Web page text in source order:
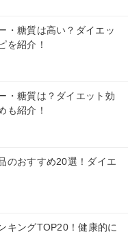
・糖質は高い？ダイエッ
を紹介！
・糖質は？ダイエット効
も紹介！
のおすすめ20選！ダイエ
キングTOP20！健康的に